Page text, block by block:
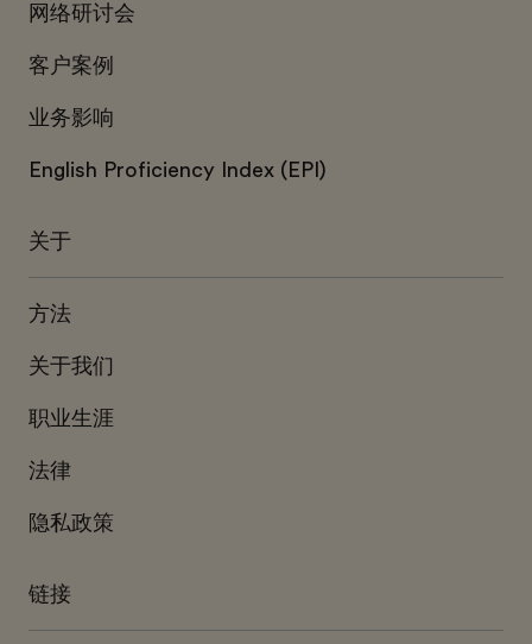
网络研讨会
客户案例
业务影响
English Proficiency Index (EPI)
关于
方法
关于我们
职业生涯
法律
隐私政策
链接